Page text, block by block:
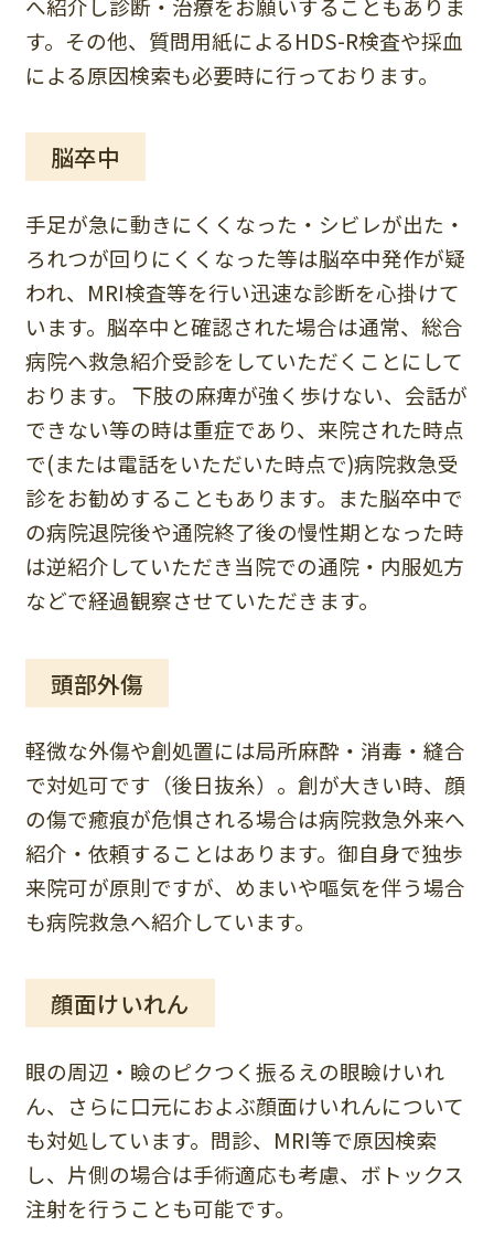
す。その他、質問用紙によるHDS-R検査や採血
による原因検索も必要時に行っております。
脳卒中
手足が急に動きにくくなった・シビレが出た・
ろれつが回りにくくなった等は脳卒中発作が疑
われ、MRI検査等を行い迅速な診断を心掛けて
います。脳卒中と確認された場合は通常、総合
病院へ救急紹介受診をしていただくことにして
おります。 下肢の麻痺が強く歩けない、会話が
できない等の時は重症であり、来院された時点
で(または電話をいただいた時点で)病院救急受
診をお勧めすることもあります。また脳卒中で
の病院退院後や通院終了後の慢性期となった時
は逆紹介していただき当院での通院・内服処方
などで経過観察させていただきます。
頭部外傷
軽微な外傷や創処置には局所麻酔・消毒・縫合
で対処可です（後日抜糸）。創が大きい時、顔
の傷で癒痕が危惧される場合は病院救急外来へ
紹介・依頼することはあります。御自身で独歩
来院可が原則ですが、めまいや嘔気を伴う場合
も病院救急へ紹介しています。
顔面けいれん
眼の周辺・瞼のピクつく振るえの眼瞼けいれ
ん、さらに口元におよぶ顔面けいれんについて
も対処しています。問診、MRI等で原因検索
し、片側の場合は手術適応も考慮、ボトックス
注射を行うことも可能です。